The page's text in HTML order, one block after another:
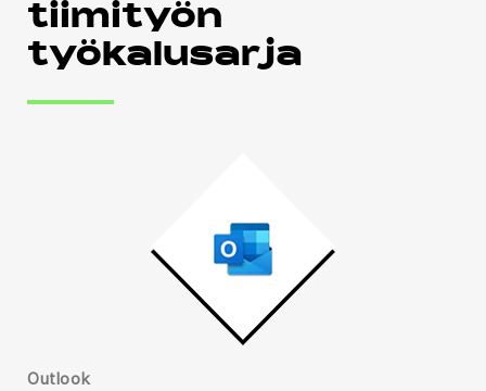
tiimityön
työkalusarja
Outlook